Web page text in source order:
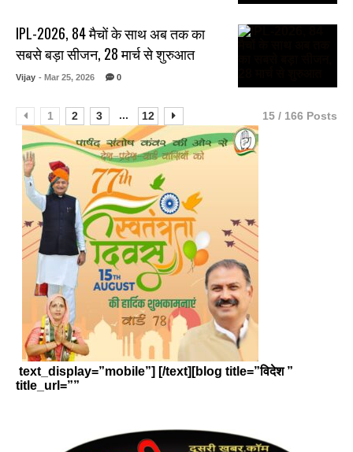
IPL-2026, 84 मैचों के साथ अब तक का
सबसे बड़ा सीजन, 28 मार्च से शुरुआत
Vijay - Mar 25, 2026 0
1 2 3 ... 12 15 / 166 Posts
text_display=”mobile”] [/text][blog title=”विदेश ”
title_url=””